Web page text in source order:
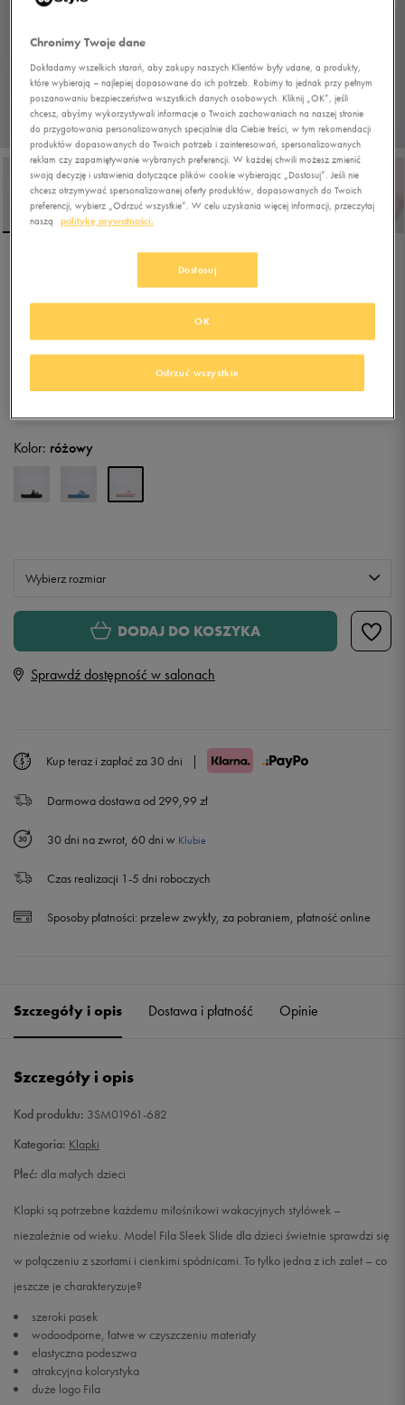
1/5
25,99złz Vat
+ 200 PKT WKLUBIE 50 STYLE
Kolor: różowy
Wybierz rozmiar
Rozmiary EU
17 cm
31 19 cm
32 20 cm
33,5 20,75 cm
DODAJ DO KOSZYKA
Sprawdź dostępność w salonach
Kup teraz i zapłać za 30 dni |
Darmowa dostawa od 299,99 zł
30 dni na zwrot, 60 dni w Klubie
Czas realizacji 1-5 dni roboczych
Sposoby płatności: przelew zwykły, za pobraniem, płatność online
Szczegóły i opis Dostawa i płatność Opinie
Szczegóły i opis
Kod produktu: 3SM01961-682
Kategoria: Klapki
Płeć: dla małych dzieci
Klapki są potrzebne każdemu miłośnikowi wakacyjnych stylówek –
niezależnie od wieku. Model Fila Sleek Slide dla dzieci świetnie sprawdzi się
w połączeniu z szortami i cienkimi spódnicami. To tylko jedna z ich zalet – co
jeszcze je charakteryzuje?
szeroki pasek
wodoodporne, łatwe w czyszczeniu materiały
elastyczna podeszwa
atrakcyjna kolorystyka
duże logo Fila
Chronimy Twoje dane
Dokładamy wszelkich starań, aby zakupy naszych Klientów były udane, a produkty,
które wybierają – najlepiej dopasowane do ich potrzeb. Robimy to jednak przy pełnym
poszanowaniu bezpieczeństwa wszystkich danych osobowych. Kliknij „OK”, jeśli
chcesz, abyśmy wykorzystywali informacje o Twoich zachowaniach na naszej stronie
do przygotowania personalizowanych specjalnie dla Ciebie treści, w tym rekomendacji
produktów dopasowanych do Twoich potrzeb i zainteresowań, spersonalizowanych
reklam czy zapamiętywanie wybranych preferencji. W każdej chwili możesz zmienić
swoją decyzję i ustawienia dotyczące plików cookie wybierając „Dostosuj”. Jeśli nie
chcesz otrzymywać spersonalizowanej oferty produktów, dopasowanych do Twoich
preferencji, wybierz „Odrzuć wszystkie”. W celu uzyskania więcej informacji, przeczytaj
naszą
politykę prywatności.
Dostosuj
Odrzuć wszystkie
OK